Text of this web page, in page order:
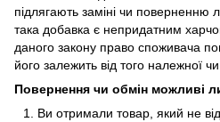
підлягають заміні чи
така добавка є непридатним
даного закону право споживача
його залежить від того належної
Повернення чи обмін можливі
Ви отримали товар, який не